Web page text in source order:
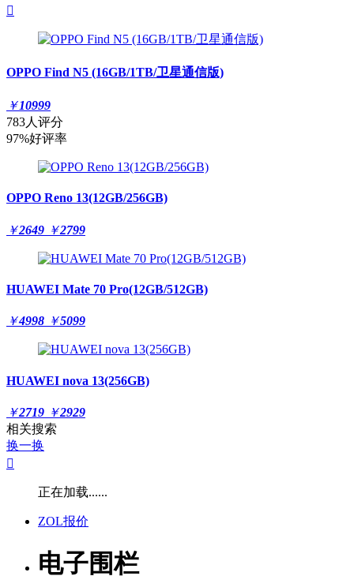

OPPO Find N5 (16GB/1TB/卫星通信版)
￥10999
783人评分
97%好评率
OPPO Reno 13(12GB/256GB)
￥2649 ￥2799
HUAWEI Mate 70 Pro(12GB/512GB)
￥4998 ￥5099
HUAWEI nova 13(256GB)
￥2719 ￥2929
相关搜索
换一换

正在加载......
ZOL报价
电子围栏